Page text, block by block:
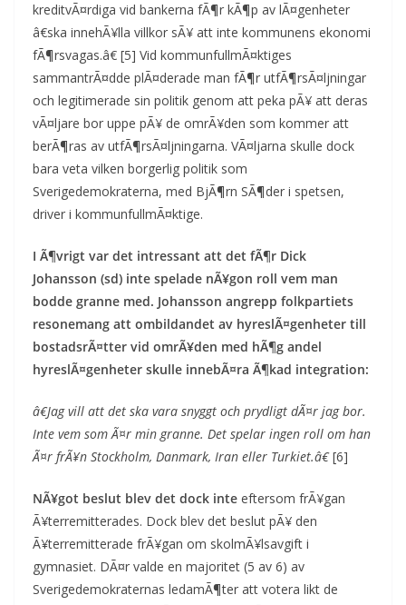
kreditvÃ¤rdiga vid bankerna fÃ¶r kÃ¶p av lÃ¤genheter
â€ska innehÃ¥lla villkor sÃ¥ att inte kommunens ekonomi
fÃ¶rsvagas.â€ [5] Vid kommunfullmÃ¤ktiges
sammantrÃ¤dde plÃ¤derade man fÃ¶r utfÃ¶rsÃ¤ljningar
och legitimerade sin politik genom att peka pÃ¥ att deras
vÃ¤ljare bor uppe pÃ¥ de omrÃ¥den som kommer att
berÃ¶ras av utfÃ¶rsÃ¤ljningarna. VÃ¤ljarna skulle dock
bara veta vilken borgerlig politik som
Sverigedemokraterna, med BjÃ¶rn SÃ¶der i spetsen,
driver i kommunfullmÃ¤ktige.
I Ã¶vrigt var det intressant att det fÃ¶r Dick
Johansson (sd) inte spelade nÃ¥gon roll vem man
bodde granne med. Johansson angrepp folkpartiets
resonemang att ombildandet av hyreslÃ¤genheter till
bostadsrÃ¤tter vid omrÃ¥den med hÃ¶g andel
hyreslÃ¤genheter skulle innebÃ¤ra Ã¶kad integration:
â€Jag vill att det ska vara snyggt och prydligt dÃ¤r jag bor.
Inte vem som Ã¤r min granne. Det spelar ingen roll om han
Ã¤r frÃ¥n Stockholm, Danmark, Iran eller Turkiet.â€[6]
NÃ¥got beslut blev det dock inte eftersom frÃ¥gan
Ã¥terremitterades. Dock blev det beslut pÃ¥ den
Ã¥terremitterade frÃ¥gan om skolmÃ¥lsavgift i
gymnasiet. DÃ¤r valde en majoritet (5 av 6) av
Sverigedemokraternas ledamÃ¶ter att votera likt de